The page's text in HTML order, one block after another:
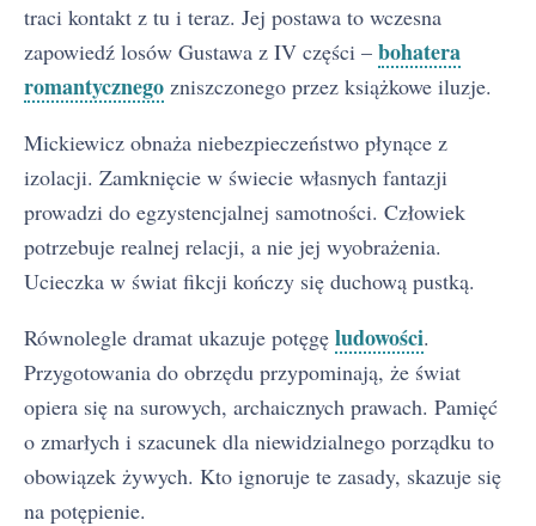
traci kontakt z tu i teraz. Jej postawa to wczesna
zapowiedź losów Gustawa z IV części – bohatera
romantycznego zniszczonego przez książkowe iluzje.
Mickiewicz obnaża niebezpieczeństwo płynące z
izolacji. Zamknięcie w świecie własnych fantazji
prowadzi do egzystencjalnej samotności. Człowiek
potrzebuje realnej relacji, a nie jej wyobrażenia.
Ucieczka w świat fikcji kończy się duchową pustką.
Równolegle dramat ukazuje potęgę ludowości.
Przygotowania do obrzędu przypominają, że świat
opiera się na surowych, archaicznych prawach. Pamięć
o zmarłych i szacunek dla niewidzialnego porządku to
obowiązek żywych. Kto ignoruje te zasady, skazuje się
na potępienie.